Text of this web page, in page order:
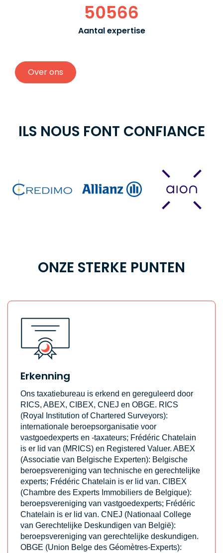
50566
Aantal expertise
Over ons
ILS NOUS FONT CONFIANCE
ONZE STERKE PUNTEN
Erkenning
Ons taxatiebureau is erkend en gereguleerd door
RICS, ABEX, CIBEX, CNEJ en OBGE. RICS
(Royal Institution of Chartered Surveyors):
internationale beroepsorganisatie voor
vastgoedexperts en -taxateurs; Frédéric Chatelain
is er lid van (MRICS) en Registered Valuer. ABEX
(Associatie van Belgische Experten): Belgische
beroepsvereniging van technische en gerechtelijke
experts; Frédéric Chatelain is er lid van. CIBEX
(Chambre des Experts Immobiliers de Belgique):
beroepsvereniging van vastgoedexperts; Frédéric
Chatelain is er lid van. CNEJ (Nationaal College
van Gerechtelijke Deskundigen van België):
beroepsvereniging van gerechtelijke deskundigen.
OBGE (Union Belge des Géomètres-Experts):